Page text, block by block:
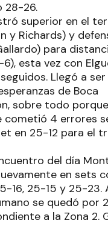
28-26.
superior en el
y Richards) y
para
6), esta vez con
Llegó a
de Boca
sobre todo
cometió 4 errores
en 25-12 para el
del día
en sets
16, 25-15 y 25-23.
se quedó por
a la Zona 2.